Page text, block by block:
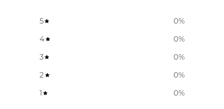
5 0%
4
0%
3
0%
2
0%
1
0%